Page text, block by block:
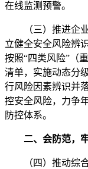
在线监测预警。
（三）推进企业
立健全安全风险辨
按照“四类风险”（
清单，实施动态分
行风险因素辨识并
控安全风险，力争
防控体系。
二、会防范，牢
（四）推动综合